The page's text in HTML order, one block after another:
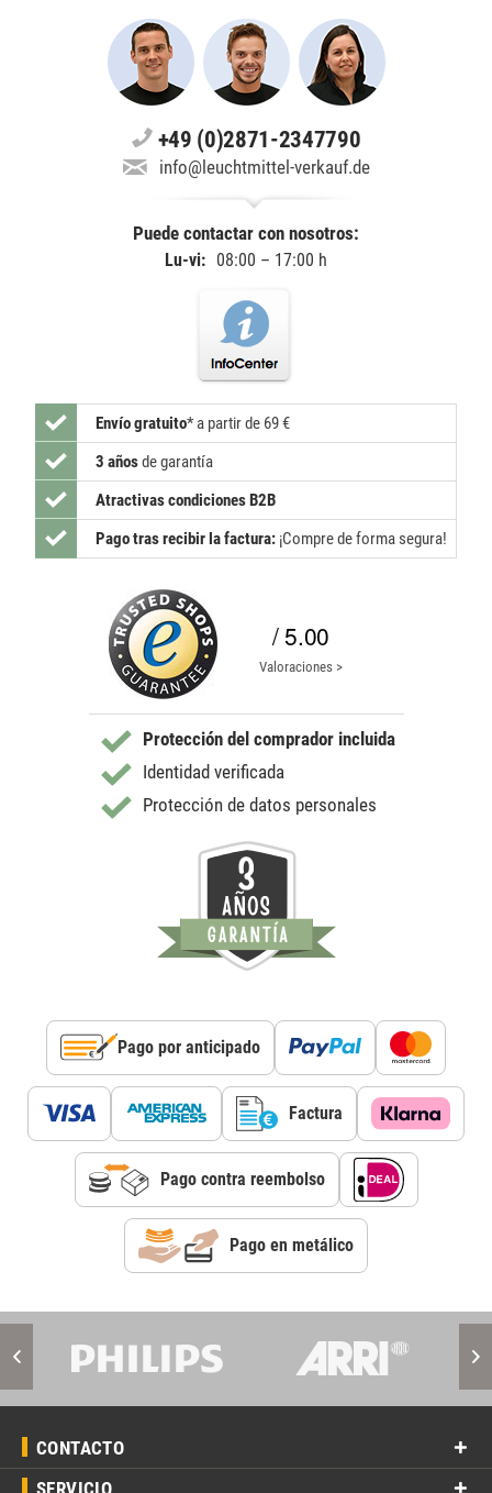
+49 (0)2871-2347790
info@leuchtmittel-verkauf.de
Puede contactar con nosotros:
Lu-vi: 08:00 – 17:00 h
Envío gratuito* a partir de 69 €
3 añosde garantía
Atractivas condiciones B2B
Pago tras recibir la factura: ¡Compre de forma segura!
/ 5.00
Valoraciones >
Protección del comprador incluida
Identidad verificada
Protección de datos personales
Pago por anticipado
Factura
Pago contra reembolso
Pago en metálico
CONTACTO
SERVICIO